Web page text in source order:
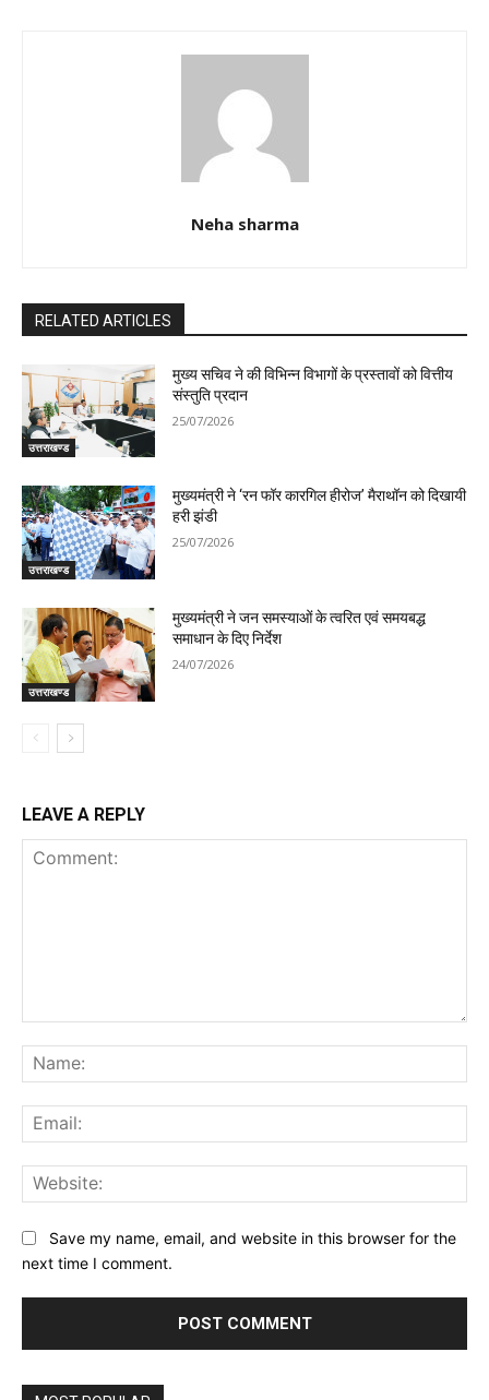
Neha sharma
RELATED ARTICLES
उत्तराखण्ड
मुख्य सचिव ने की विभिन्न विभागों के प्रस्तावों को वित्तीय
संस्तुति प्रदान
25/07/2026
उत्तराखण्ड
मुख्यमंत्री ने ‘रन फॉर कारगिल हीरोज’ मैराथॉन को दिखायी
हरी झंडी
25/07/2026
उत्तराखण्ड
मुख्यमंत्री ने जन समस्याओं के त्वरित एवं समयबद्ध
समाधान के दिए निर्देश
24/07/2026
LEAVE A REPLY
Save my name, email, and website in this browser for the
next time I comment.